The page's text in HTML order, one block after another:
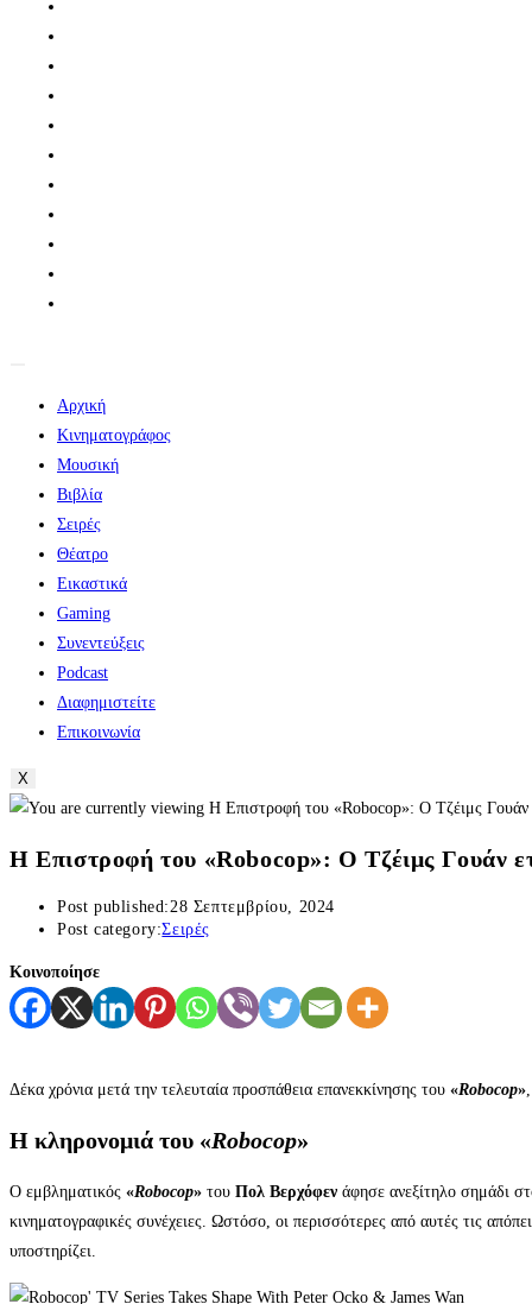
Αρχική
Κινηματογράφος
Μουσική
Βιβλία
Σειρές
Θέατρο
Εικαστικά
Gaming
Συνεντεύξεις
Podcast
Διαφημιστείτε
Επικοινωνία
X
Η Επιστροφή του «Robocop»: Ο Τζέιμς Γουάν
Post published: 28 Σεπτεμβρίου, 2024
Post category:Σειρές
Κοινοποίησε
Δέκα χρόνια μετά την τελευταία προσπάθεια επανεκκίνησης του «Robocop»
Η κληρονομιά του «Robocop»
Ο εμβληματικός «Robocop» του Πολ Βερχόφεν άφησε ανεξίτηλο σημάδι
κινηματογραφικές συνέχειες. Ωστόσο, οι περισσότερες από αυτές τις
υποστηρίζει.